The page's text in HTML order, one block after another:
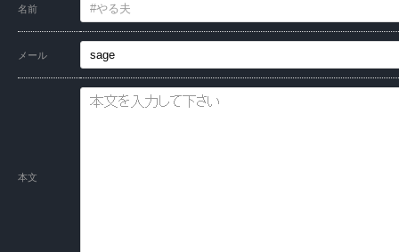
名前
メール
本文